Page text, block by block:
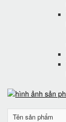
Tên sản phẩm